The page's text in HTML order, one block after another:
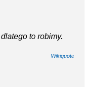
to robimy.
Wikiquote